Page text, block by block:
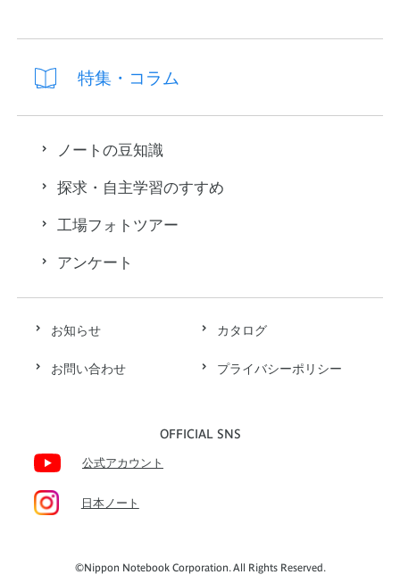
お知らせ カタログ
お問い合わせ プライバシーポリシー
OFFICIAL SNS
公式アカウント
日本ノート
特集・コラム
ノートの豆知識
探求・自主学習のすすめ
工場フォトツアー
アンケート
©Nippon Notebook Corporation. All Rights Reserved.